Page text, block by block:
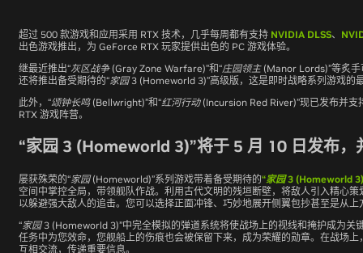
超过 500 款游戏和应用采用 RTX 技术，几乎每周都有支持 NVIDIA DLSS、
出色游戏推出，为 GeForce RTX 玩家提供出色的 PC 游戏体验。
继最近推出“灰区战争 (Gray Zone Warfare)”和“庄园领主 (Manor Lords)”等炙手
还将推出备受期待的“家园 3 (Homeworld 3)”高级版，这是即时战略系列游戏的
此外， “颂钟长鸣 (Bellwright)”和“红河行动 (Incursion Red River)”现已发布并支
RTX 游戏阵营。
“家园 3 (Homeworld 3)”将于 5 月 10 日发布，
屡获殊荣的“家园 (Homeworld)”系列游戏带着备受期待的“家园 3 (Homeworld
空间中掌控全局，带领舰队作战。利用古代文明的残垣断壁，将敌人引入精心
以躲避强大敌人的追击。您可以选择正面冲锋、巧妙地展开侧翼包抄甚至是从上
“家园 3 (Homeworld 3)”中完全模拟的弹道系统将使战场上的视线和掩护成为关
任务中为您效命，您舰船上的伤痕也会被保留下来，成为荣耀的勋章。在战场
互相交流，传递重要信息。